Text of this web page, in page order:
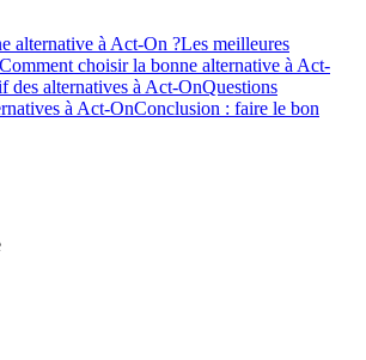
alternative à Act-On ?Les meilleures
Comment choisir la bonne alternative à Act-
des alternatives à Act-OnQuestions
à Act-OnConclusion : faire le bon